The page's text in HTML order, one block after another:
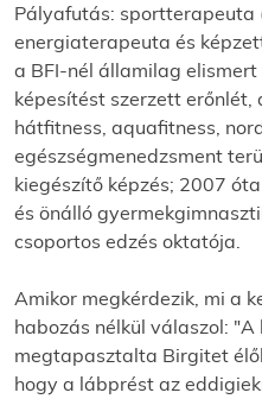
Pályafutás: sportterapeuta
energiaterapeuta és
a BFI-nél államilag
képesítést szerzett erőnlét,
hátfitness, aquafitness,
egészségmenedzsment
kiegészítő képzés; 2007
és önálló
csoportos edzés oktatója.
Amikor megkérdezik, mi a
habozás nélkül válaszol:
megtapasztalta Birgitet
hogy a lábprést az